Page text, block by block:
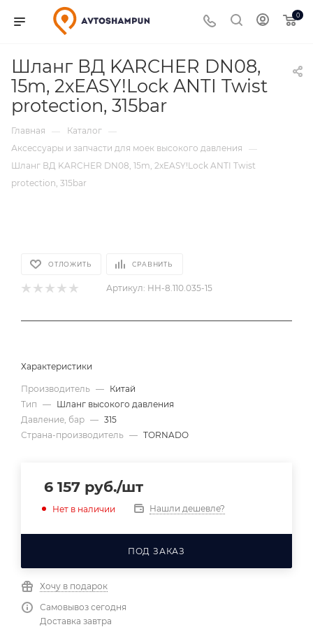
0
Шланг ВД KARCHER DN08,
15m, 2хEASY!Lock ANTI Twist
protection, 315bar
Главная — Каталог —
Аксессуары и запчасти для моек высокого давления
—
Шланг ВД KARCHER DN08, 15m, 2хEASY!Lock ANTI Twist
protection, 315bar
ОТЛОЖИТЬ СРАВНИТЬ
Артикул: HH-8.110.035-15
Характеристики
Производитель — Китай
Тип — Шланг высокого давления
Давление, бар — 315
Страна-производитель — TORNADO
6 157 руб./шт
Нет в наличии Нашли дешевле?
ПОД ЗАКАЗ
Хочу в подарок
Самовывоз сегодня
Доставка завтра